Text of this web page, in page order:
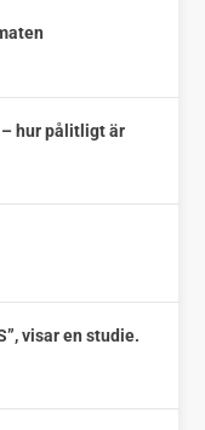
hur pålitligt är
visar en studie.